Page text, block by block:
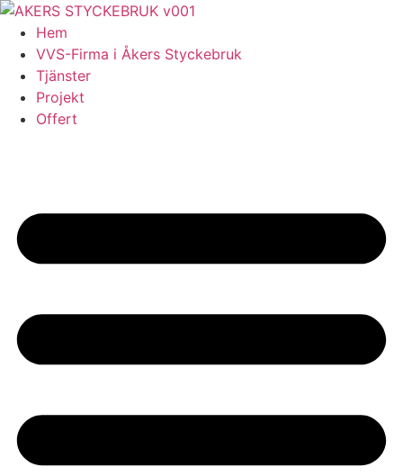
Skip
content
Hem
VVS-Firma i Åkers Styckebruk
Tjänster
Projekt
Offert